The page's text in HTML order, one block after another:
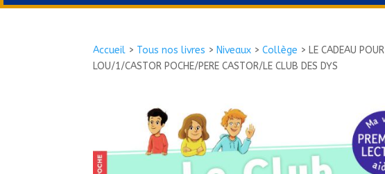
Accueil > Tous nos livres > Niveaux >Collège > LE CADEAU POUR
LOU/1/CASTOR POCHE/PERE CASTOR/LE CLUB DES DYS